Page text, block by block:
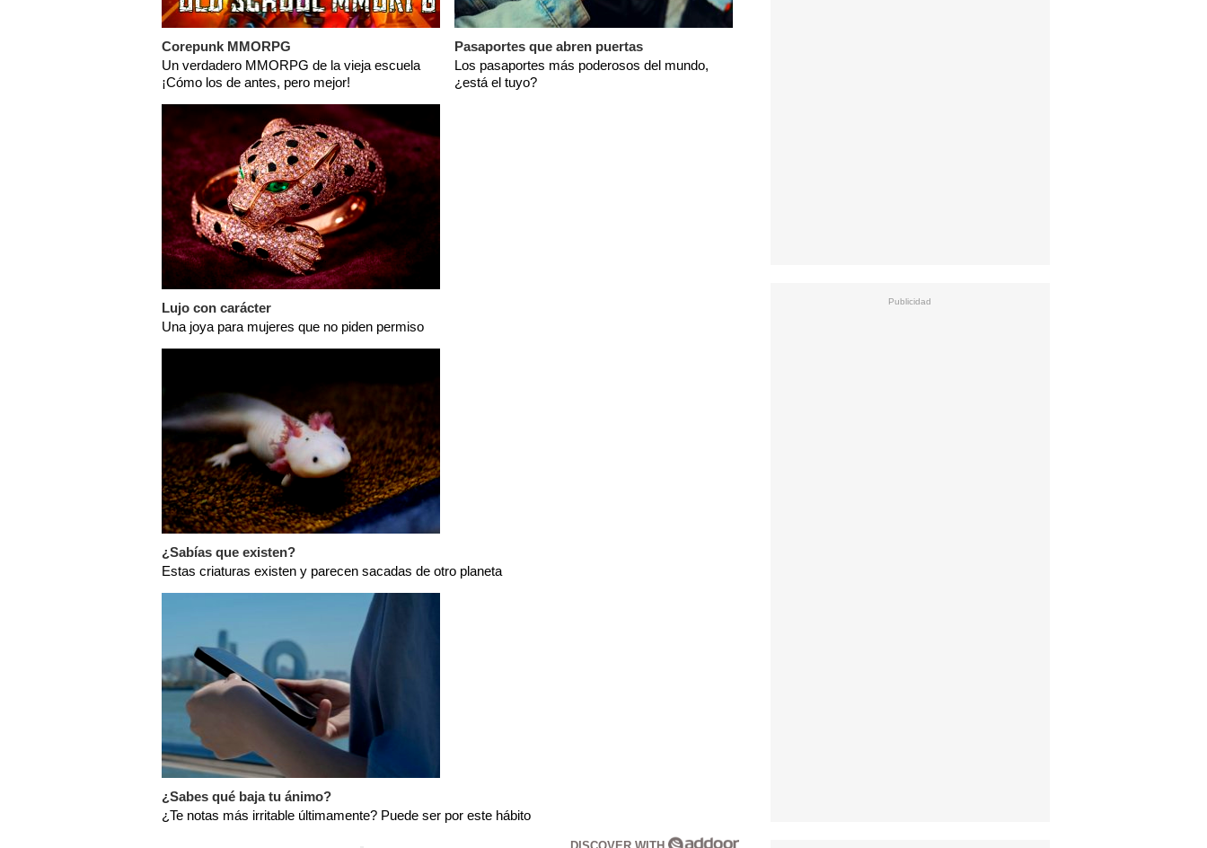
Corepunk MMORPG
Un verdadero MMORPG de la vieja escuela
¡Cómo los de antes, pero mejor!
Pasaportes que abren puertas
Los pasaportes más poderosos del mundo,
¿está el tuyo?
Lujo con carácter
Una joya para mujeres que no piden permiso
¿Sabías que existen?
Estas criaturas existen y parecen sacadas de otro planeta
¿Sabes qué baja tu ánimo?
¿Te notas más irritable últimamente? Puede ser por este hábito